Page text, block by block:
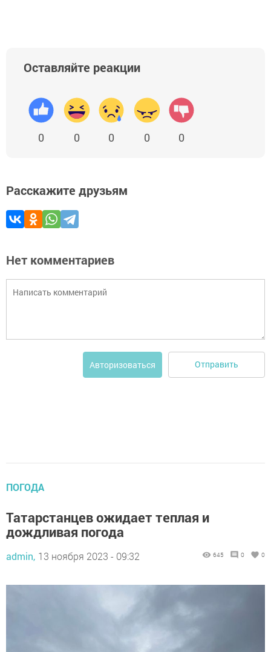
Оставляйте реакции
0 0 0 0 0
Расскажите друзьям
Нет комментариев
Авторизоваться Отправить
ПОГОДА
Татарстанцев ожидает теплая и
дождливая погода
admin, 13 ноября 2023 - 09:32 645 0 0